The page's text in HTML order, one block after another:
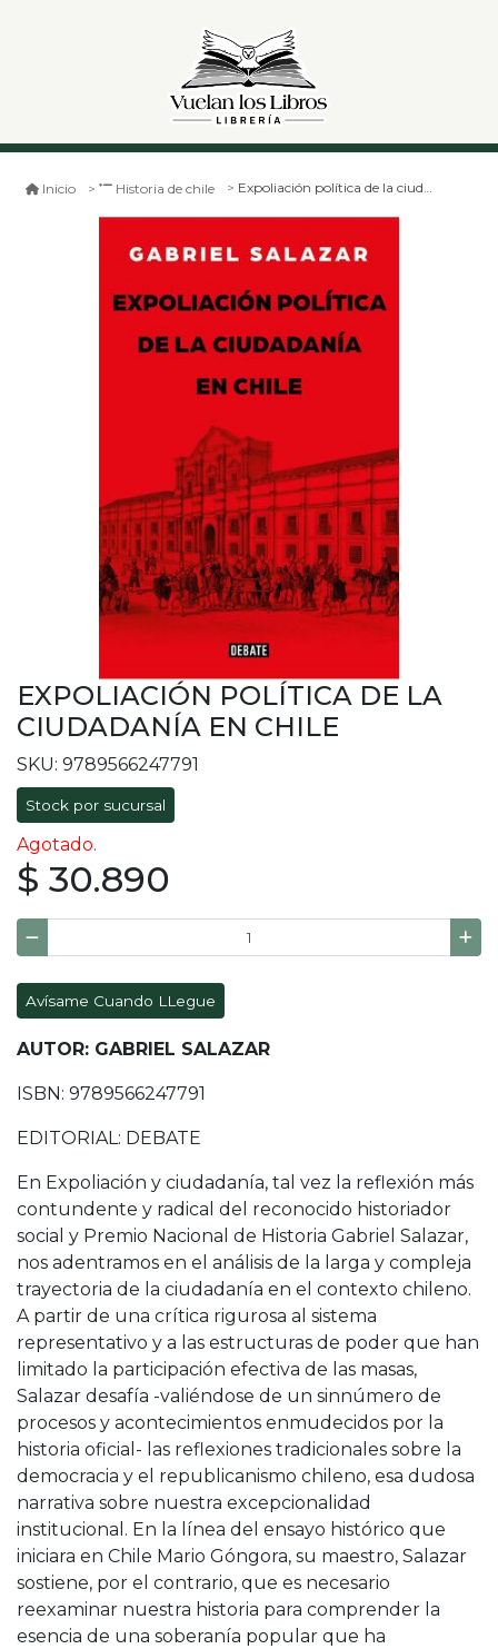
Inicio Historia de chile Expoliación política de la ciudadanía en chile
EXPOLIACIÓN POLÍTICA DE LA
CIUDADANÍA EN CHILE
SKU: 9789566247791
Stock por sucursal
Agotado.
$ 30.890
Avísame Cuando LLegue
AUTOR: GABRIEL SALAZAR
ISBN: 9789566247791
EDITORIAL: DEBATE
En Expoliación y ciudadanía, tal vez la reflexión más
contundente y radical del reconocido historiador
social y Premio Nacional de Historia Gabriel Salazar,
nos adentramos en el análisis de la larga y compleja
trayectoria de la ciudadanía en el contexto chileno.
A partir de una crítica rigurosa al sistema
representativo y a las estructuras de poder que han
limitado la participación efectiva de las masas,
Salazar desafía -valiéndose de un sinnúmero de
procesos y acontecimientos enmudecidos por la
historia oficial- las reflexiones tradicionales sobre la
democracia y el republicanismo chileno, esa dudosa
narrativa sobre nuestra excepcionalidad
institucional. En la línea del ensayo histórico que
iniciara en Chile Mario Góngora, su maestro, Salazar
sostiene, por el contrario, que es necesario
reexaminar nuestra historia para comprender la
esencia de una soberanía popular que ha